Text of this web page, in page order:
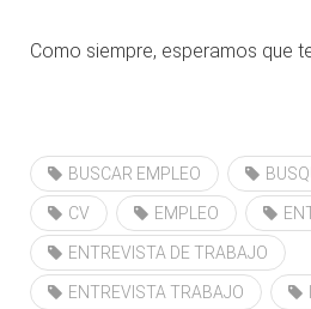
Como siempre, esperamos que
BUSCAR EMPLEO
CV EMPLEO
ENTREVISTA DE TRABAJO
ENTREVISTA TRABAJO